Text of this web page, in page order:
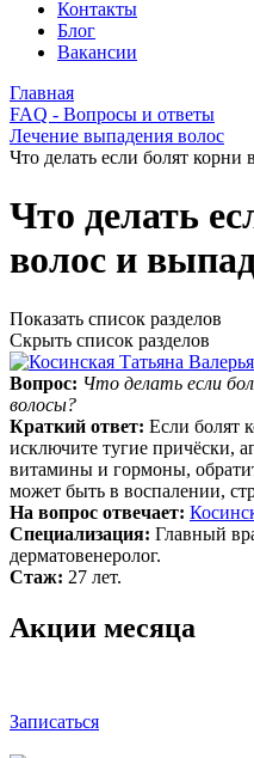
Контакты
Блог
Вакансии
Главная
FAQ - Вопросы и ответы
Лечение выпадения волос
Что делать если болят
Что делать
волос и
Показать список разделов
Скрыть список разделов
Вопрос: Что делать если
волосы?
Краткий ответ: Если болят
исключите тугие причёски,
витамины и гормоны,
может быть в воспалении,
На вопрос отвечает:
Специализация: Главный
дерматовенеролог.
Стаж: 27 лет.
Акции месяца
Записаться